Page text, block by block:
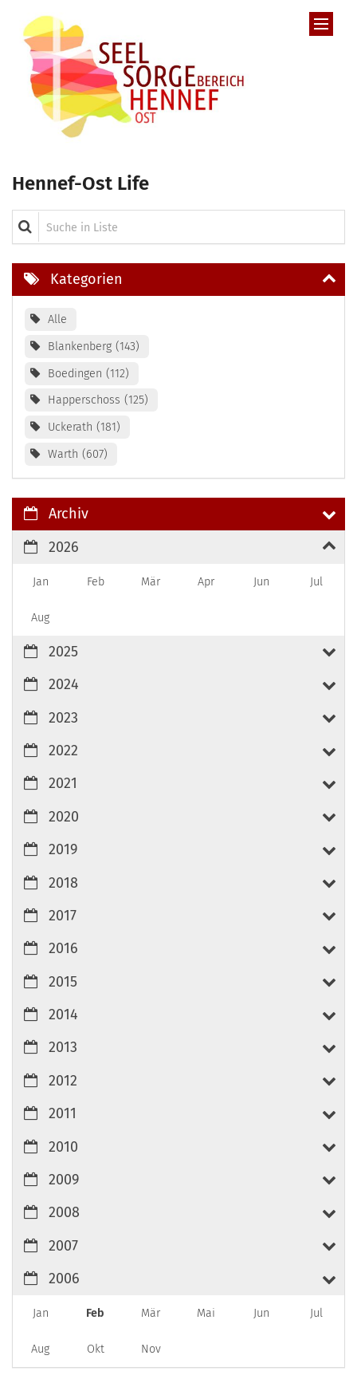
Hennef-Ost Life
Suche in Liste
Kategorien
Alle
Blankenberg
143
Boedingen
112
Happerschoss
125
Uckerath
181
Warth
607
Archiv
2026
Jan Feb Mär Apr Jun Jul
Aug
2025
2024
2023
2022
2021
2020
2019
2018
2017
2016
2015
2014
2013
2012
2011
2010
2009
2008
2007
2006
Jan Feb Mär Mai Jun Jul
Aug Okt Nov